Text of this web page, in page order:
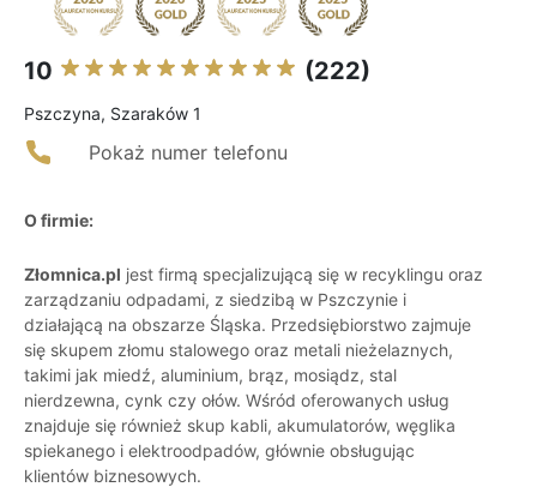
10 (222)
Pszczyna, Szaraków 1
Pokaż numer telefonu
O firmie:
Złomnica.pl jest firmą specjalizującą się w recyklingu oraz
zarządzaniu odpadami, z siedzibą w Pszczynie i
działającą na obszarze Śląska. Przedsiębiorstwo zajmuje
się skupem złomu stalowego oraz metali nieżelaznych,
takimi jak miedź, aluminium, brąz, mosiądz, stal
nierdzewna, cynk czy ołów. Wśród oferowanych usług
znajduje się również skup kabli, akumulatorów, węglika
spiekanego i elektroodpadów, głównie obsługując
klientów biznesowych.